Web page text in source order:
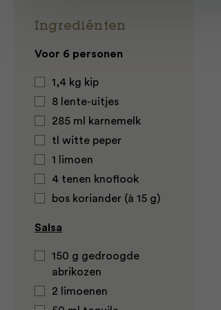
Ingrediënten
Voor 6 personen
1,4 kg kip
8 lente-uitjes
285 ml karnemelk
tl witte peper
1 limoen
4 tenen knoflook
bos koriander (à 15 g)
Salsa
150 g gedroogde
abrikozen
2 limoenen